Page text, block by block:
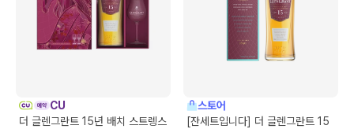
CU
더 글렌그란트 15년 배치 스트렝스
스토어
[잔세트입니다] 더 글렌그란트 15